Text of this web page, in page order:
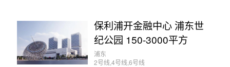
保利浦开金融中心 浦东世
纪公园 150-3000平方
浦东
2号线,4号线,6号线